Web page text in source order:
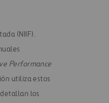
(NIIF).
Performance
utiliza estos
los